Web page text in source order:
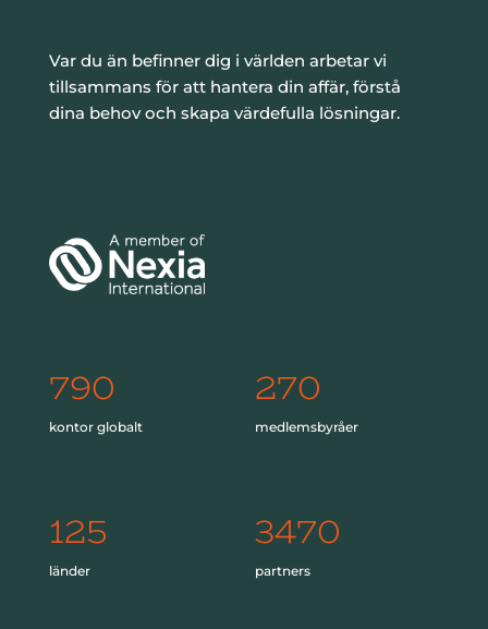
Var du än befinner dig i världen arbetar vi
tillsammans för att hantera din affär, förstå
dina behov och skapa värdefulla lösningar.
790
kontor globalt
125
länder
270
medlemsbyråer
3470
partners